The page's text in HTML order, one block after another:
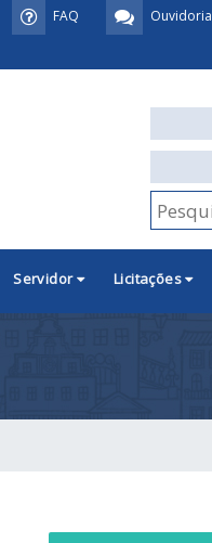
Ouvidoria
FAQ
Servidor Licitações